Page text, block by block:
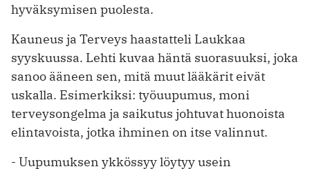
hyväksymisen puolesta.
Kauneus ja Terveys haastatteli Laukkaa
syyskuussa. Lehti kuvaa häntä suorasuuksi, joka
sanoo ääneen sen, mitä muut lääkärit eivät
uskalla. Esimerkiksi: työuupumus, moni
terveysongelma ja saikutus johtuvat huonoista
elintavoista, jotka ihminen on itse valinnut.
- Uupumuksen ykkössyy löytyy usein